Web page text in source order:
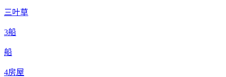
三叶草
3船
船
4房屋